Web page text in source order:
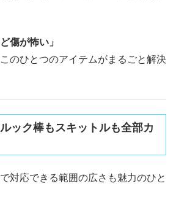
傷が怖い」
のひとつのアイテムがまるごと解決
ック棒もスキットルも全部カ
対応できる範囲の広さも魅力のひと